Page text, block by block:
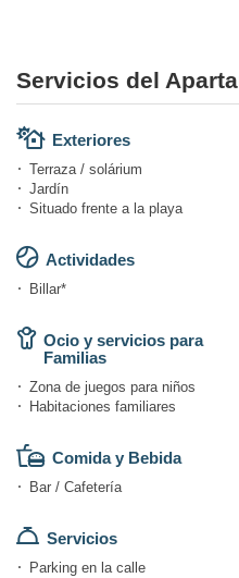
Servicios del
Exteriores
Terraza / solárium
Jardín
Situado frente a la playa
Actividades
Billar*
Ocio y servicios para
Familias
Zona de juegos para niños
Habitaciones familiares
Comida y Bebida
Bar / Cafetería
Servicios
Parking en la calle